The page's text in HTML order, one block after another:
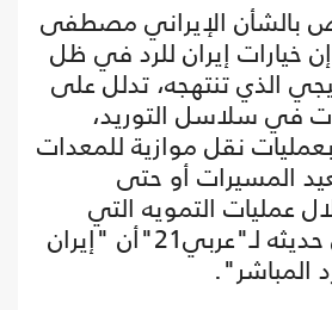
بالشأن الإيراني مصطفى
خيارات إيران للرد في ظل
الذي تنتهجه، تدلل على
في سلاسل التوريد،
نقل موازية للمعدات
المسيرات أو حتى
عمليات التمويه التي
تجري، مؤكدا في حديثه لـ"عربي21"أن "إيران
المباشر".